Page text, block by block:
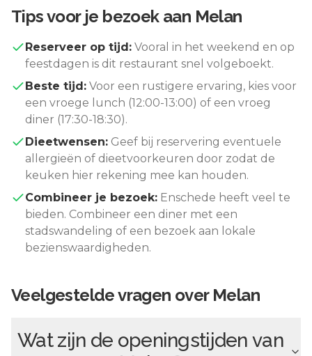
Tips voor je bezoek aan Melan
Reserveer op tijd: Vooral in het weekend en op
feestdagen is dit restaurant snel volgeboekt.
Beste tijd: Voor een rustigere ervaring, kies voor
een vroege lunch (12:00-13:00) of een vroeg
diner (17:30-18:30).
Dieetwensen: Geef bij reservering eventuele
allergieën of dieetvoorkeuren door zodat de
keuken hier rekening mee kan houden.
Combineer je bezoek: Enschede heeft veel te
bieden. Combineer een diner met een
stadswandeling of een bezoek aan lokale
bezienswaardigheden.
Veelgestelde vragen over Melan
Wat zijn de openingstijden van